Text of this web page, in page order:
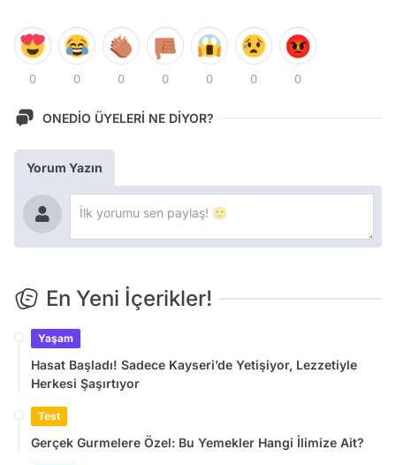
0 0 0 0 0 0 0
ONEDİO ÜYELERİ NE DİYOR?
Yorum Yazın
En Yeni İçerikler!
Yaşam
Hasat Başladı! Sadece Kayseri’de Yetişiyor, Lezzetiyle
Herkesi Şaşırtıyor
Test
Gerçek Gurmelere Özel: Bu Yemekler Hangi İlimize Ait?